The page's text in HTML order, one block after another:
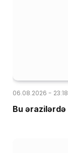
06.08.2026 - 23:18
Bu ərazilərdə